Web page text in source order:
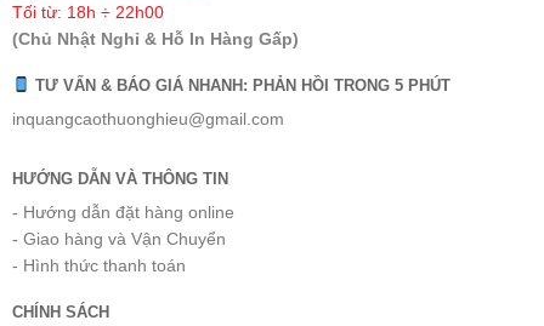
Tối từ: 18h ÷ 22h00
(Chủ Nhật Nghỉ & Hỗ In Hàng Gấp)
TƯ VẤN & BÁO GIÁ NHANH: PHẢN HỒI TRONG 5 PHÚT
inquangcaothuonghieu@gmail.com
HƯỚNG DẪN VÀ THÔNG TIN
- Hướng dẫn đặt hàng online
- Giao hàng và Vận Chuyển
- Hình thức thanh toán
CHÍNH SÁCH